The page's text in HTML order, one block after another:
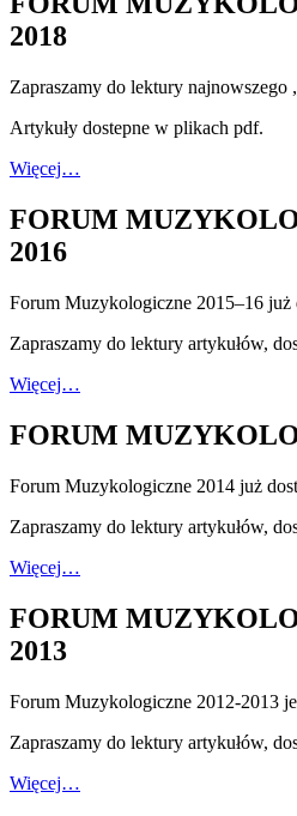
2018
Zapraszamy do lektury
Artykuły dostepne w plikach pdf.
Więcej…
FORUM
2016
Forum Muzykologiczne 2015–16 już
Zapraszamy do lektury artykułów,
Więcej…
FORUM
Forum Muzykologiczne 2014 już
Zapraszamy do lektury artykułów,
Więcej…
FORUM
2013
Forum Muzykologiczne 2012-2013
Zapraszamy do lektury artykułów,
Więcej…